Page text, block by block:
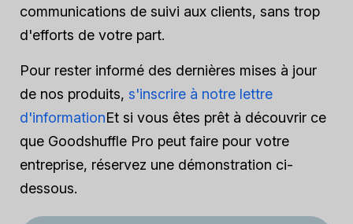
communications de suivi aux clients, sans trop
d'efforts de votre part.
Pour rester informé des dernières mises à jour
de nos produits, s'inscrire à notre lettre
d'informationEt si vous êtes prêt à découvrir ce
que Goodshuffle Pro peut faire pour votre
entreprise, réservez une démonstration ci-
dessous.